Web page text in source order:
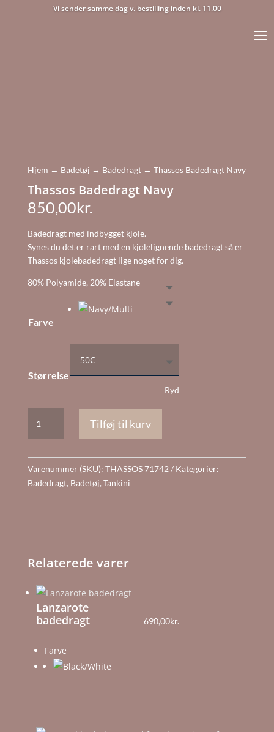
Vi sender samme dag v. bestilling inden kl. 11.00
Hjem → Badetøj → Badedragt→ Thassos Badedragt Navy
Thassos Badedragt Navy
850,00kr.
Badedragt med indbygget kjole.
Synes du det er rart med en kjolelignende badedragt så er
Thassos kjolebadedragt lige noget for dig.
80% Polyamide, 20% Elastane
Farve
Størrelse
Ryd
Badedragt
Navy
antal
Tilføj til kurv
Varenummer (SKU): THASSOS 71742
Kategorier:
Badedragt, Badetøj, Tankini
Relaterede varer
Lanzarote
badedragt
690,00kr.
Farve